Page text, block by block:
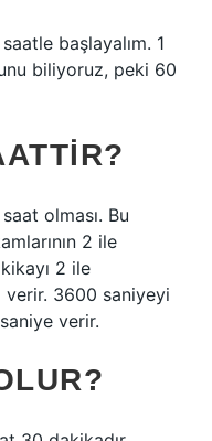
başlayalım. 1
biliyoruz, peki 60
olması. Bu
2 ile
2 ile
3600 saniyeyi
verir.